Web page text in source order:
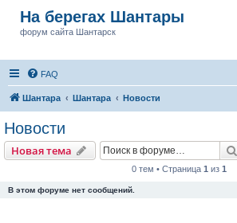
На берегах Шантары
форум сайта Шантарск
FAQ
Шантара Шантара Новости
Новости
Новая тема
0 тем • Страница 1 из 1
В этом форуме нет сообщений.